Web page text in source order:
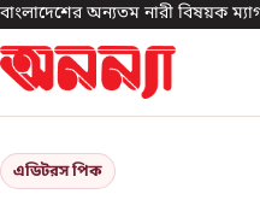
বাংলাদেশের অন্যতম নারী বিষয়ক
এডিটরস পিক